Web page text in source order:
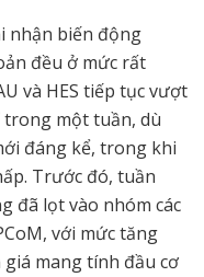
nhận biến động
đều ở mức rất
và HES tiếp tục vượt
một tuần, dù
đáng kể, trong khi
Trước đó, tuần
đã lọt vào nhóm các
với mức tăng
mang tính đầu cơ